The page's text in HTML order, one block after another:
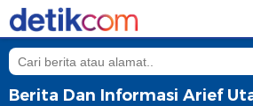
Berita Dan Informasi Arief